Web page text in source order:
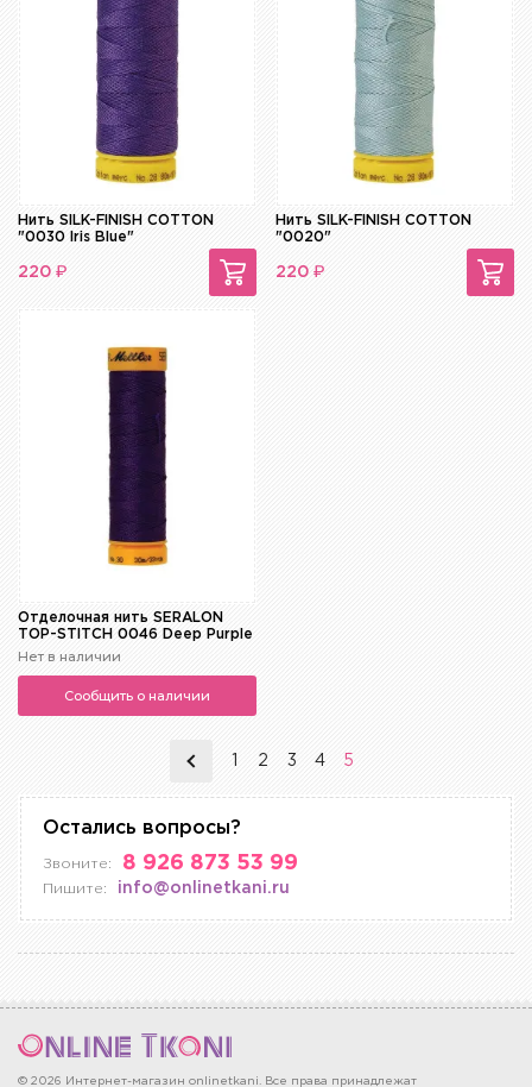
Нить SILK-FINISH COTTON
"0030 Iris Blue"
220 ₽
Нить SILK-FINISH COTTON
"0020"
220 ₽
Отделочная нить SERALON
TOP-STITCH 0046 Deep Purple
Нет в наличии
Сообщить о наличии
2 3 4 5
Остались вопросы?
Звоните: 8 926 873 53 99
Пишите: info@onlinetkani.ru
© 2026 Интернет-магазин onlinetkani. Все права принадлежат